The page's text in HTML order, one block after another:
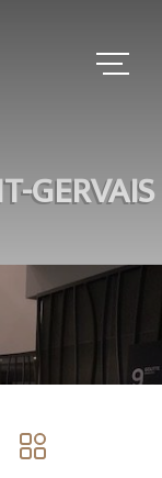
GERVAIS